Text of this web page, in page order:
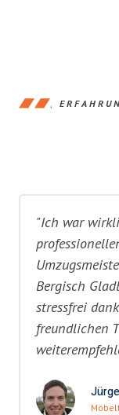
"Ich war
Bergisch
stressfrei
freundlichen